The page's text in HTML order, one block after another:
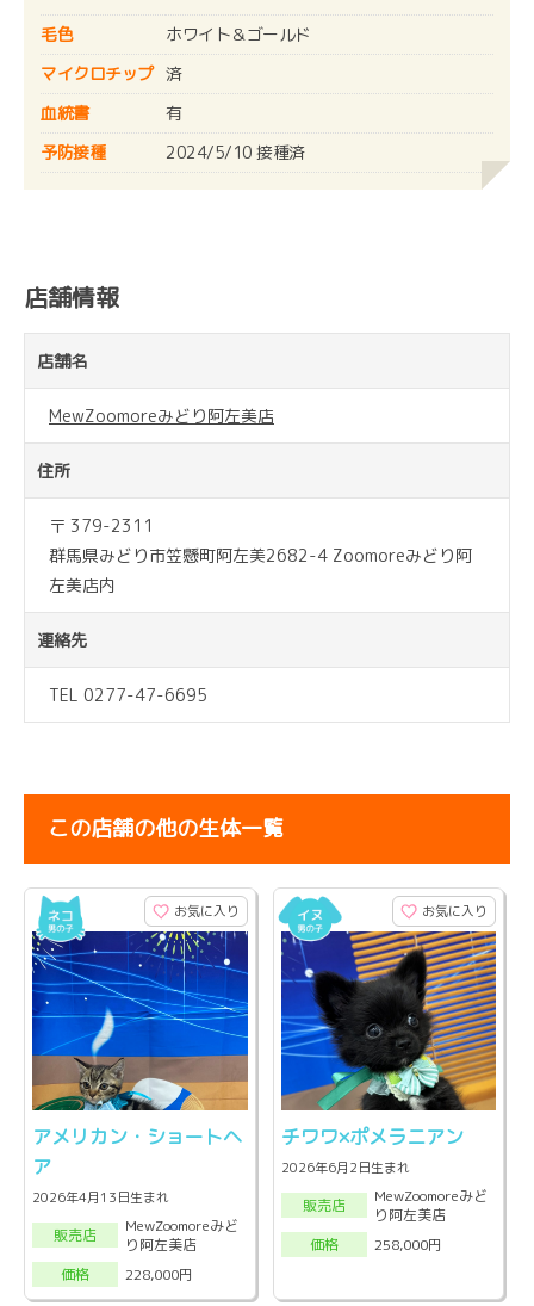
毛色
ホワイト＆ゴールド
マイクロチップ 済
血統書
有
予防接種
2024/5/10 接種済
店舗情報
店舗名
MewZoomoreみどり阿左美店
住所
〒 379-2311
群馬県みどり市笠懸町阿左美2682-4 Zoomoreみどり阿
左美店内
連絡先
TEL 0277-47-6695
この店舗の他の生体一覧
お気に入り
アメリカン・ショートヘ
ア
2026年4月13日生まれ
販売店
MewZoomoreみど
り阿左美店
価格
228,000円
お気に入り
チワワ×ポメラニアン
2026年6月2日生まれ
販売店
MewZoomoreみど
り阿左美店
価格
258,000円